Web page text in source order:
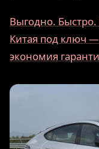
Выгодно.
Китая под ключ
экономия